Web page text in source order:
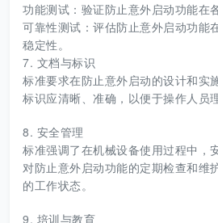
功能测试：验证防止意外启动功能在
可靠性测试：评估防止意外启动功能
稳定性。
7. 文档与标识
标准要求在防止意外启动的设计和实
标识应清晰、准确，以便于操作人员
8. 安全管理
标准强调了在机械设备使用过程中，
对防止意外启动功能的定期检查和维
的工作状态。
9. 培训与教育